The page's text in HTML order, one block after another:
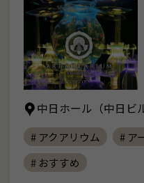
中日ホール（中日ビ
# アクアリウム # ア
# おすすめ